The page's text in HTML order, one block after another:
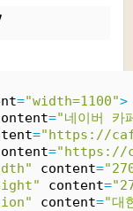
="width=1100">
="네이버 카
="https://
="https://
content=
content=
content="대